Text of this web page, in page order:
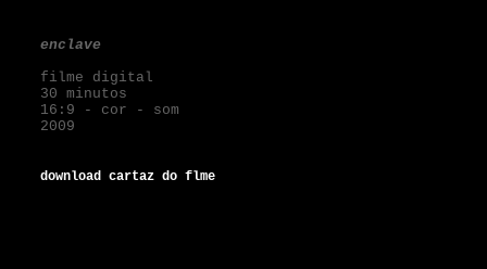
enclave
filme digital
30 minutos
16:9 - cor - som
2009
download cartaz do flme